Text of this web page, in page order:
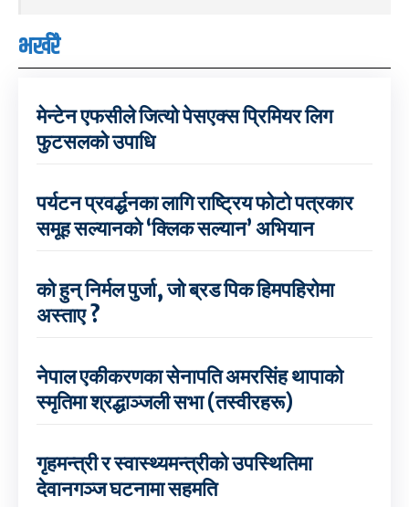
भर्खरै
मेन्टेन एफसीले जित्यो पेसएक्स प्रिमियर लिग
फुटसलको उपाधि
पर्यटन प्रवर्द्धनका लागि राष्ट्रिय फोटो पत्रकार
समूह सल्यानको ‘क्लिक सल्यान’ अभियान
को हुन् निर्मल पुर्जा, जो ब्रड पिक हिमपहिरोमा
अस्ताए ?
नेपाल एकीकरणका सेनापति अमरसिंह थापाको
स्मृतिमा श्रद्धाञ्जली सभा (तस्वीरहरू)
गृहमन्त्री र स्वास्थ्यमन्त्रीको उपस्थितिमा
देवानगञ्ज घटनामा सहमति